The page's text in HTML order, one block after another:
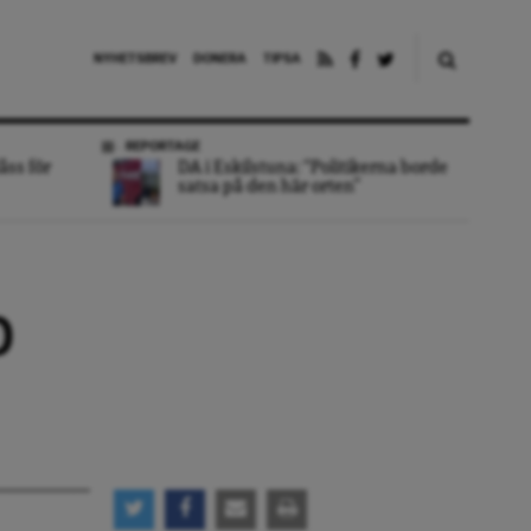
NYHETSBREV DONERA TIPSA
för
REPORTAGE
DA i Eskilstuna: “Politikerna borde
satsa på den här orten”